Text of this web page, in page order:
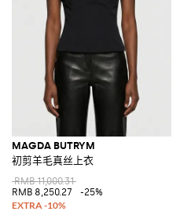
MAGDA BUTRYM
初剪羊毛真丝上衣
RMB 11,000.31
RMB 8,250.27
-25%